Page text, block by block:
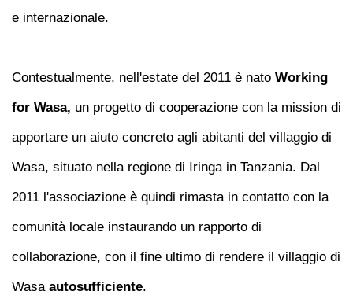
e internazionale.
Contestualmente, nell'estate del 2011 è nato Working
for Wasa, un progetto di cooperazione con la mission di
apportare un aiuto concreto agli abitanti del villaggio di
Wasa, situato nella regione di Iringa in Tanzania. Dal
2011 l'associazione è quindi rimasta in contatto con la
comunità locale instaurando un rapporto di
collaborazione, con il fine ultimo di rendere il villaggio di
Wasa autosufficiente.